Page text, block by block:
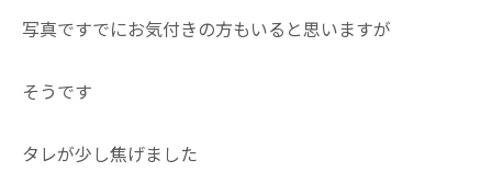
写真ですでにお気付きの方もいると思いますが
そうです
タレが少し焦げました